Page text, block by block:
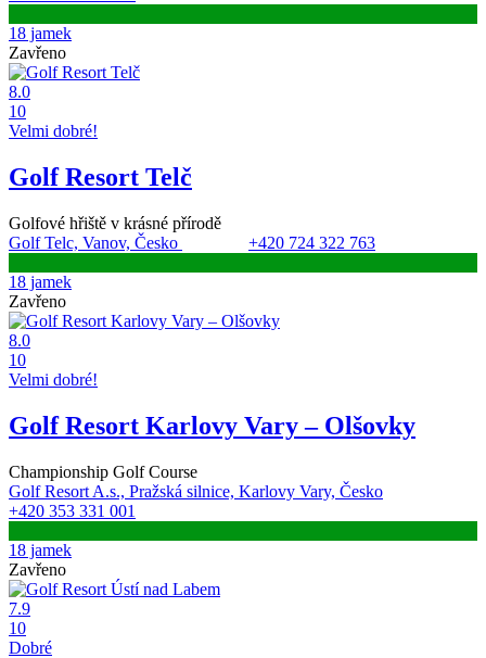
18 jamek
Zavřeno
8.0
10
Velmi dobré!
Golf Resort Telč
Golfové hřiště v krásné přírodě
Golf Telc, Vanov, Česko
+420 724 322 763
18 jamek
Zavřeno
8.0
10
Velmi dobré!
Golf Resort Karlovy Vary – Olšovky
Championship Golf Course
Golf Resort A.s., Pražská silnice, Karlovy Vary, Česko
+420 353 331 001
18 jamek
Zavřeno
7.9
10
Dobré